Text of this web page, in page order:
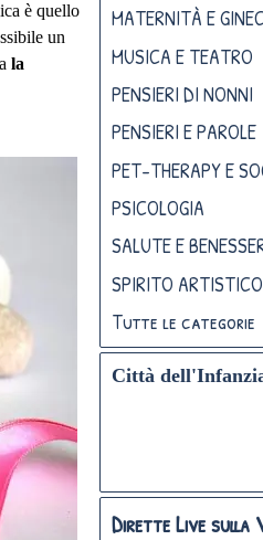
è quello
un
la
MATERNITÀ E
MUSICA E TEATRO
PENSIERI DI NONNI
PENSIERI E PAROLE
PET-THERAPY E
PSICOLOGIA
SALUTE E
SPIRITO ARTISTICO
Tutte le categorie
Città
Dirette Live sulla